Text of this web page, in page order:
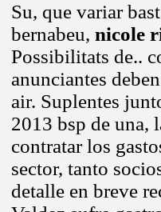
Su, que variar
bernabeu, nicole
Possibilitats de..
anunciantes
air. Suplentes
2013 bsp de una,
contratar los
sector, tanto
detalle en breve